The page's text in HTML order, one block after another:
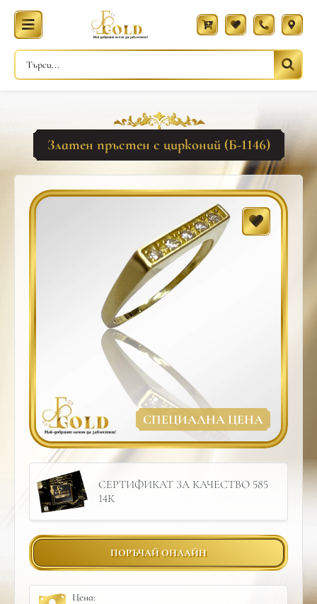
Златен пръстен с цирконий (Б-1146)
СПЕЦИАЛНА ЦЕНА
СЕРТИФИКАТ ЗА КАЧЕСТВО 585
14К
ПОРЪЧАЙ ОНЛАЙН
Цена: